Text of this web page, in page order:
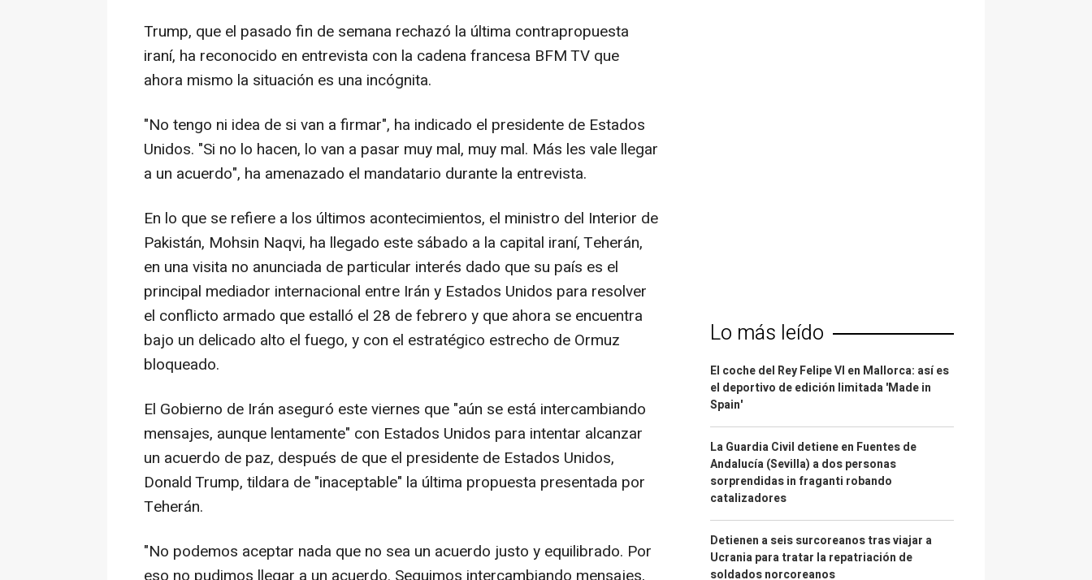
Trump, que el pasado fin de semana rechazó la última contrapropuesta
iraní, ha reconocido en entrevista con la cadena francesa BFM TV que
ahora mismo la situación es una incógnita.
"No tengo ni idea de si van a firmar", ha indicado el presidente de Estados
Unidos. "Si no lo hacen, lo van a pasar muy mal, muy mal. Más les vale llegar
a un acuerdo", ha amenazado el mandatario durante la entrevista.
En lo que se refiere a los últimos acontecimientos, el ministro del Interior de
Pakistán, Mohsin Naqvi, ha llegado este sábado a la capital iraní, Teherán,
en una visita no anunciada de particular interés dado que su país es el
principal mediador internacional entre Irán y Estados Unidos para resolver
el conflicto armado que estalló el 28 de febrero y que ahora se encuentra
bajo un delicado alto el fuego, y con el estratégico estrecho de Ormuz
bloqueado.
El Gobierno de Irán aseguró este viernes que "aún se está intercambiando
mensajes, aunque lentamente" con Estados Unidos para intentar alcanzar
un acuerdo de paz, después de que el presidente de Estados Unidos,
Donald Trump, tildara de "inaceptable" la última propuesta presentada por
Teherán.
"No podemos aceptar nada que no sea un acuerdo justo y equilibrado. Por
Lo más leído
El coche del Rey Felipe VI en Mallorca: así es
el deportivo de edición limitada 'Made in
Spain'
La Guardia Civil detiene en Fuentes de
Andalucía (Sevilla) a dos personas
sorprendidas in fraganti robando
catalizadores
Detienen a seis surcoreanos tras viajar a
Ucrania para tratar la repatriación de
soldados norcoreanos